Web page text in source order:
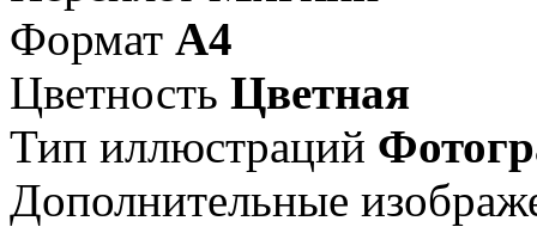
Формат А4
Цветность Цветная
Тип иллюстраций
Дополнительные